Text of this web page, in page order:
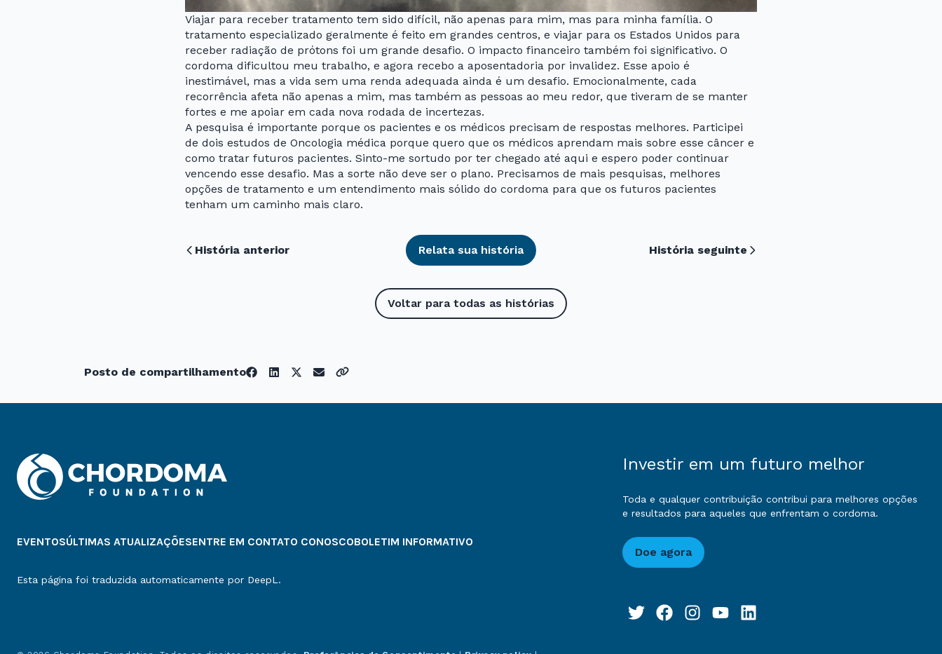
Viajar para receber tratamento tem sido difícil, não apenas para mim, mas para minha família. O
tratamento especializado geralmente é feito em grandes centros, e viajar para os Estados Unidos para
receber radiação de prótons foi um grande desafio. O impacto financeiro também foi significativo. O
cordoma dificultou meu trabalho, e agora recebo a aposentadoria por invalidez. Esse apoio é
inestimável, mas a vida sem uma renda adequada ainda é um desafio. Emocionalmente, cada
recorrência afeta não apenas a mim, mas também as pessoas ao meu redor, que tiveram de se manter
fortes e me apoiar em cada nova rodada de incertezas.
A pesquisa é importante porque os pacientes e os médicos precisam de respostas melhores. Participei
de dois estudos de Oncologia médica porque quero que os médicos aprendam mais sobre esse câncer e
como tratar futuros pacientes. Sinto-me sortudo por ter chegado até aqui e espero poder continuar
vencendo esse desafio. Mas a sorte não deve ser o plano. Precisamos de mais pesquisas, melhores
opções de tratamento e um entendimento mais sólido do cordoma para que os futuros pacientes
tenham um caminho mais claro.
História anterior Relata sua história História seguinte
Voltar para todas as histórias
Posto de compartilhamento
EVENTOSÚLTIMAS ATUALIZAÇÕESENTRE EM CONTATO CONOSCOBOLETIM INFORMATIVO
Esta página foi traduzida automaticamente por DeepL.
Investir em um futuro melhor
Toda e qualquer contribuição contribui para melhores opções
e resultados para aqueles que enfrentam o cordoma.
Doe agora